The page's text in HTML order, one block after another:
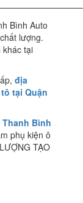
Bình Auto
lượng.
khác tại
địa
tại Quận
Bình
phụ kiện ô
TẠO